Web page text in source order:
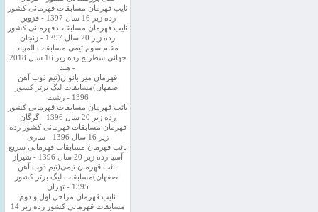
نایب قهرمان مسابقات قهرمانی کشور
رده زیر 16 سال 1397 - قزوین
نایب قهرمان مسابقات قهرمانی کشور
رده زیر 20 سال 1397 - زنجان
مقام سوم تیمی مسابقات المپیاد
جهانی شطرنج رده زیر 16 سال 2018
- هند
قهرمان میز بانوان(تیم ذوب آهن
اصفهان)مسابقات لیگ برتر کشور
1396 - رشت
نائب قهرمان مسابقات قهرمانی کشور
رده زیر 20 سال 1396 - گرگان
قهرمان مسابقات قهرمانی کشور رده
زیر 16 سال 1396 - ساری
نائب قهرمان مسابقات قهرمانی سریع
آسیا رده زیر 20 سال 1396 - شیراز
نائب قهرمان تیمی(تیم ذوب آهن
اصفهان)مسابقات لیگ برتر کشور
1395 - تهران
نایب قهرمان مراحل اول و دوم
مسابقات قهرمانی کشور رده زیر 14